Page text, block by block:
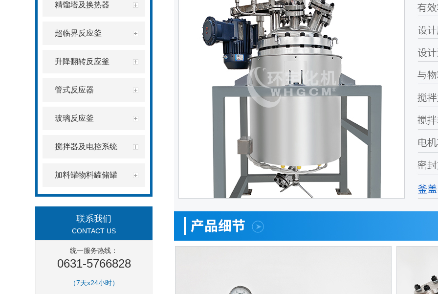
精馏塔及换热器
超临界反应釜
升降翻转反应釜
管式反应器
玻璃反应釜
搅拌器及电控系统
加料罐物料罐储罐
联系我们
CONTACT US
统一服务热线：
0631-5766828
（7天x24小时）